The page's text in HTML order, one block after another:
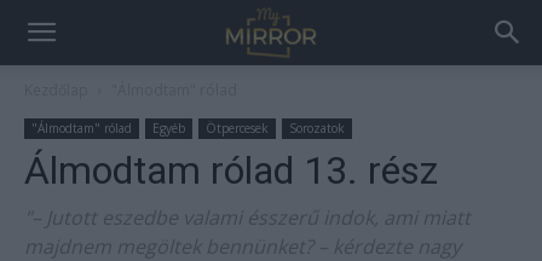
"Álmodtam" rólad Egyéb Ötpercesek Sorozatok
Álmodtam rólad 13. rész
"– Jutott eszedbe valami ésszerű indok, ami miatt
majdnem megöltek bennünket? – kérdezte nagy